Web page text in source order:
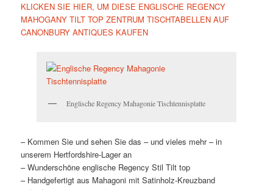
KLICKEN SIE HIER, UM DIESE ENGLISCHE REGENCY
MAHOGANY TILT TOP ZENTRUM TISCHTABELLEN AUF
CANONBURY ANTIQUES KAUFEN
Englische Regency Mahagonie Tischtennisplatte
– Kommen Sie und sehen Sie das – und vieles mehr – in
unserem Hertfordshire-Lager an
– Wunderschöne englische Regency Stil Tilt top
– Handgefertigt aus Mahagoni mit Satinholz-Kreuzband